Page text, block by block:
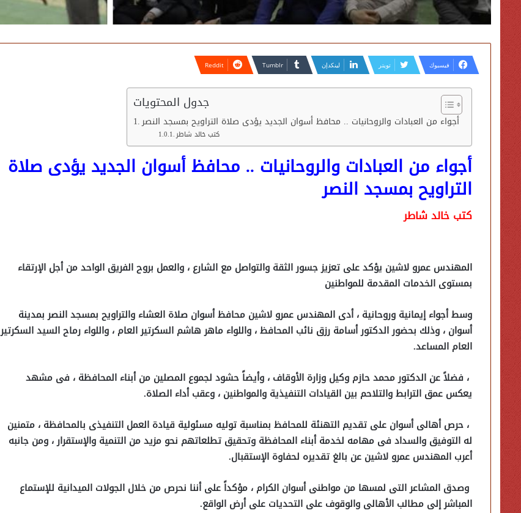
فيسبوك تويتر لينكدإن
جدول المحتويات
أجواء من العبادات والروحانيات .. محافظ أسوان الجديد يؤدى صلاة التراويح بمسجد النصر
كتب خالد شاطر
أجواء من العبادات والروحانيات .. محافظ أسوان الجديد يؤدى صلاة
التراويح بمسجد النصر
كتب خالد شاطر
المهندس عمرو لاشين يؤكد على تعزيز جسور الثقة والتواصل مع الشارع ، والعمل بروح الفريق الواحد من أجل الإرتقاء
بمستوى الخدمات المقدمة للمواطنين
وسط أجواء إيمانية وروحانية ، أدى المهندس عمرو لاشين محافظ أسوان صلاة العشاء والتراويح بمسجد النصر بمدينة
أسوان ، وذلك بحضور الدكتور أسامة رزق نائب المحافظ ، واللواء ماهر هاشم السكرتير العام ، واللواء رماح السيد السكرتير
العام المساعد.
، فضلاً عن الدكتور محمد حازم وكيل وزارة الأوقاف ، وأيضاً حشود لجموع المصلين من أبناء المحافظة ، فى مشهد
يعكس عمق الترابط والتلاحم بين القيادات التنفيذية والمواطنين ، وعقب أداء الصلاة.
، حرص أهالى أسوان على تقديم التهنئة للمحافظ بمناسبة توليه مسئولية قيادة العمل التنفيذى بالمحافظة ، متمنين
له التوفيق والسداد فى مهامه لخدمة أبناء المحافظة وتحقيق تطلعاتهم نحو مزيد من التنمية والإستقرار ، ومن جانبه
أعرب المهندس عمرو لاشين عن بالغ تقديره لحفاوة الإستقبال.
وصدق المشاعر التى لمسها من مواطنى أسوان الكرام ، مؤكداً على أننا نحرص من خلال الجولات الميدانية للإستماع
المباشر إلى مطالب الأهالى والوقوف على التحديات على أرض الواقع.